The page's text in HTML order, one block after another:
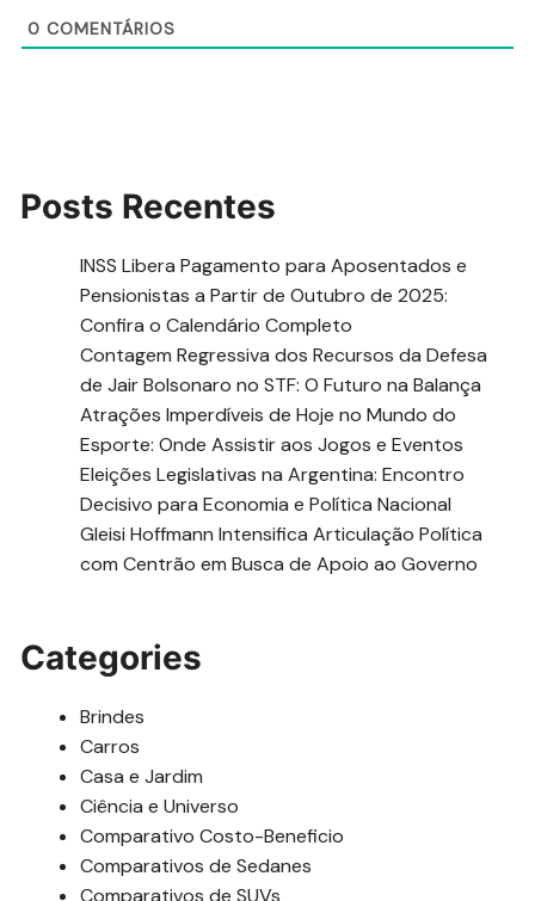
0 COMENTÁRIOS
Posts Recentes
INSS Libera Pagamento para Aposentados e
Pensionistas a Partir de Outubro de 2025:
Confira o Calendário Completo
Contagem Regressiva dos Recursos da Defesa
de Jair Bolsonaro no STF: O Futuro na Balança
Atrações Imperdíveis de Hoje no Mundo do
Esporte: Onde Assistir aos Jogos e Eventos
Eleições Legislativas na Argentina: Encontro
Decisivo para Economia e Política Nacional
Gleisi Hoffmann Intensifica Articulação Política
com Centrão em Busca de Apoio ao Governo
Categories
Brindes
Carros
Casa e Jardim
Ciência e Universo
Comparativo Costo-Beneficio
Comparativos de Sedanes
Comparativos de SUVs